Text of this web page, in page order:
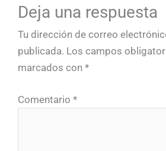
Deja una respuesta
Tu dirección de correo
publicada. Los campos
marcados con *
Comentario *